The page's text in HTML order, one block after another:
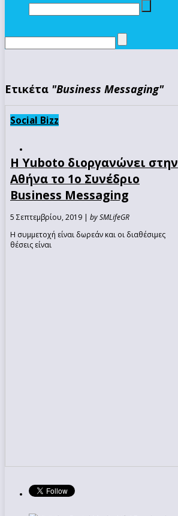
Ετικέτα "Business Messaging"
Social Bizz
H Yuboto διοργανώνει στην
Αθήνα το 1ο Συνέδριο
Business Messaging
5 Σεπτεμβρίου, 2019 | by SMLifeGR
Η συμμετοχή είναι δωρεάν και οι διαθέσιμες
θέσεις είναι